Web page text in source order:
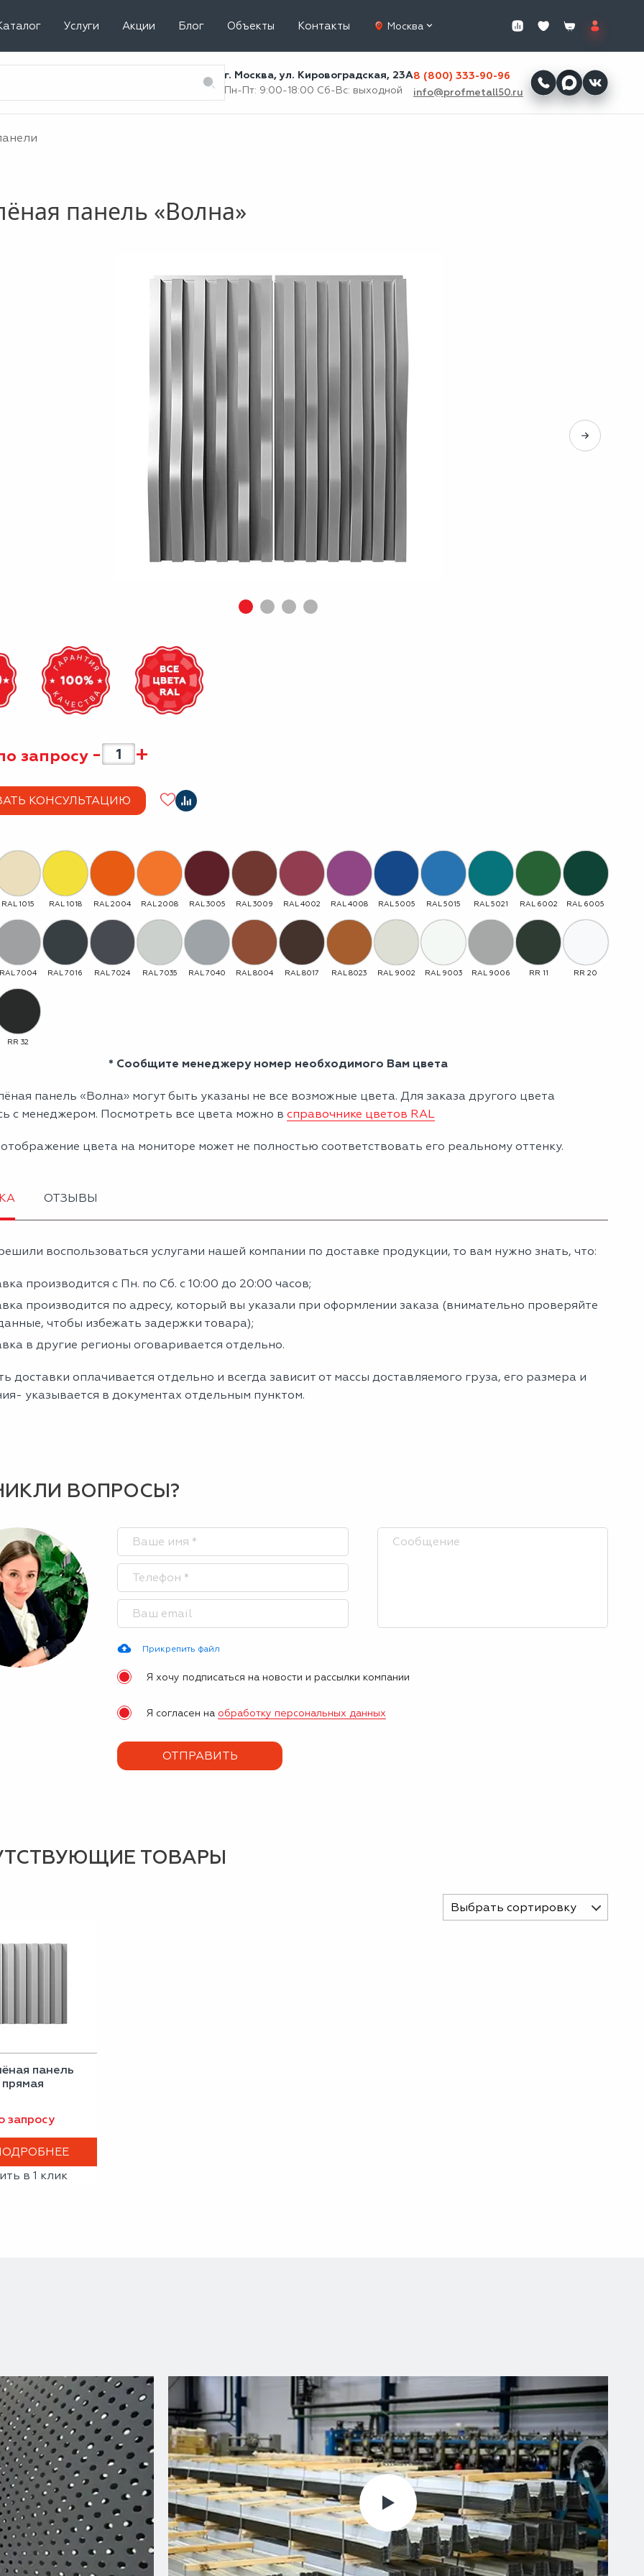
Услуги Акции Блог Объекты Контакты Москва
г. Москва, ул. Кировоградская, 23А
Пн-Пт: 9:00-18:00 Сб-Вс: выходной
8 (800) 333-90-96
info@profmetall50.ru
панель «Волна»
запросу - +
КОНСУЛЬТАЦИЮ
RAL 1015 RAL 1018 RAL 2004 RAL 2008 RAL 3005 RAL 3009 RAL 4002 RAL 4008 RAL 5005 RAL 5015 RAL 5021 RAL 6002 RAL 6005
7004 RAL 7016 RAL 7024 RAL 7035 RAL 7040 RAL 8004 RAL 8017 RAL 8023 RAL 9002 RAL 9003 RAL 9006 RR 11 RR 20
RR 32
* Сообщите менеджеру номер необходимого Вам цвета
панель «Волна» могут быть указаны не все возможные цвета. Для заказа другого цвета
с менеджером. Посмотреть все цвета можно всправочнике цветов RAL
цвета на мониторе может не полностью соответствовать его реальному оттенку.
ОТЗЫВЫ
воспользоваться услугами нашей компании по доставке продукции, то вам нужно знать, что:
производится с Пн. по Сб. с 10:00 до 20:00 часов;
производится по адресу, который вы указали при оформлении заказа (внимательно проверяйте
чтобы избежать задержки товара);
в другие регионы оговаривается отдельно.
доставки оплачивается отдельно и всегда зависит от массы доставляемого груза, его размера и
указывается в документах отдельным пунктом.
ВОПРОСЫ?
Прикрепить файл
Я хочу подписаться на новости и рассылки компании
Я согласен на обработку персональных данных
ТОВАРЫ
Выбрать сортировку
панель
прямая
запросу
в 1 клик